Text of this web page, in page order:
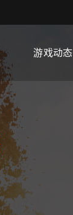
游戏动态